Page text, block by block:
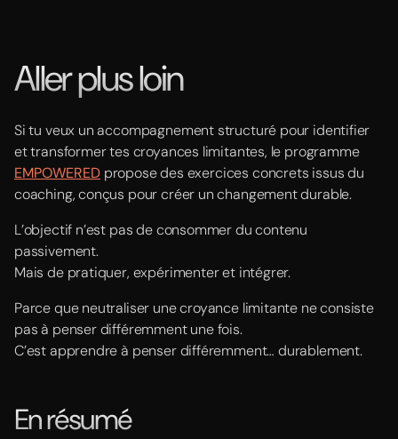
Aller plus loin
Si tu veux un accompagnement structuré pour identifier
et transformer tes croyances limitantes, le programme
EMPOWERED propose des exercices concrets issus du
coaching, conçus pour créer un changement durable.
L’objectif n’est pas de consommer du contenu
passivement.
Mais de pratiquer, expérimenter et intégrer.
Parce que neutraliser une croyance limitante ne consiste
pas à penser différemment une fois.
C’est apprendre à penser différemment… durablement.
En résumé